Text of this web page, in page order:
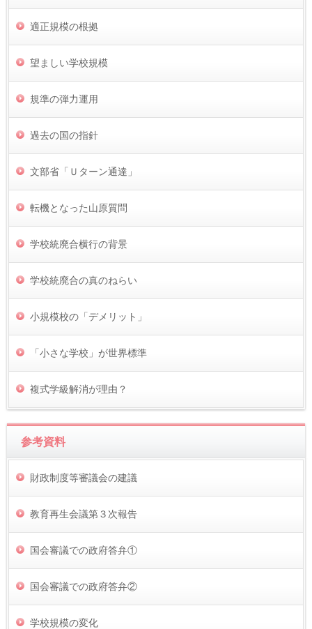
適正規模の根拠
望ましい学校規模
規準の弾力運用
過去の国の指針
文部省「Ｕターン通達」
転機となった山原質問
学校統廃合横行の背景
学校統廃合の真のねらい
小規模校の「デメリット」
「小さな学校」が世界標準
複式学級解消が理由？
参考資料
財政制度等審議会の建議
教育再生会議第３次報告
国会審議での政府答弁①
国会審議での政府答弁②
学校規模の変化